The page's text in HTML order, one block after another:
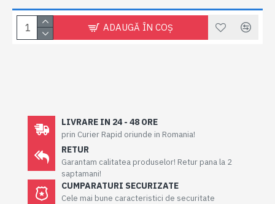
ADAUGĂ ÎN COŞ
LIVRARE IN 24 - 48 ORE
prin Curier Rapid oriunde in Romania!
RETUR
Garantam calitatea produselor! Retur pana la 2
saptamani!
CUMPARATURI SECURIZATE
Cele mai bune caracteristici de securitate